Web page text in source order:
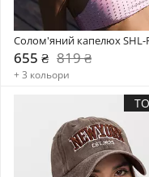
Солом'яний капелюх SHL-
655 ₴ 819 ₴
+ 3 кольори